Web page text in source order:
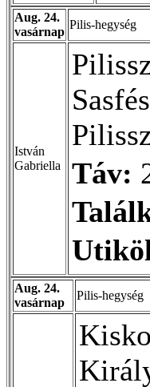
Aug. 24.
vasárnap
Pilis-hegység
István
Gabriella
Táv:
Aug. 24.
vasárnap
Pilis-hegység